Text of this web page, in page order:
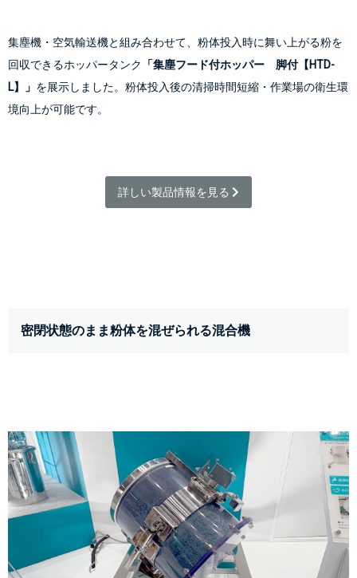
集塵機・空気輸送機と組み合わせて、粉体投入時に舞い上がる粉を
回収できるホッパータンク
「集塵フード付ホッパー　脚付【HTD-
L】」 を展示しました。粉体投入後の清掃時間短縮・作業場の衛生環
境向上が可能です。
詳しい製品情報を見る
密閉状態のまま粉体を混ぜられる混合機